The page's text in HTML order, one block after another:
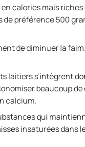
calories mais
préférence 500
de diminuer la
laitiers s'intègrent
beaucoup de
calcium.
qui
insaturées dans